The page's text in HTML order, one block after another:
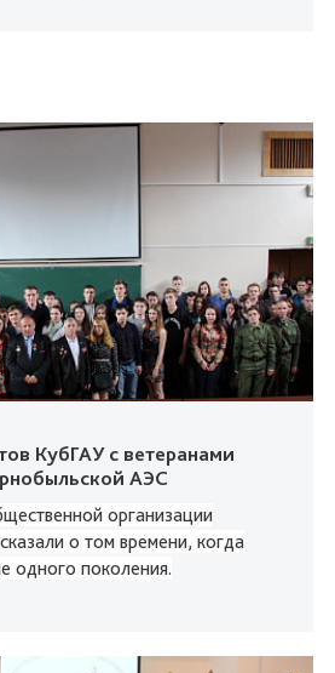
КубГАУ с ветеранами
АЭС
организации
о том времени, когда
одного поколения.